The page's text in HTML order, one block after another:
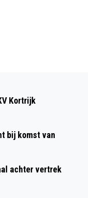
Kortrijk
bij komst van
achter vertrek